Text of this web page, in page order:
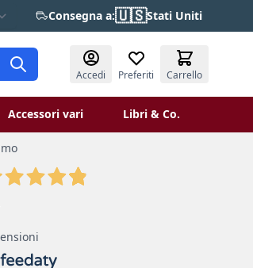
Consegna a:🇺🇸Stati Uniti
Accedi Preferiti Carrello
Verniciatura
Toggle submenu for Laboratorio
Accessori vari Libri & Co.